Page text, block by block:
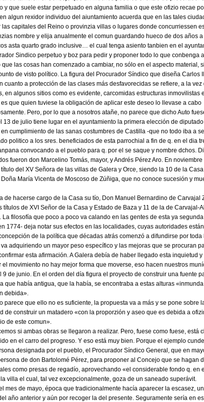
y que suele estar perpetuado en alguna familia o que este ofizio recae
algun rexidor individuo del aiuntamiento acuerda que en las tales
las capitales del Reino o provinzia villas o lugares donde concurriessen
nombre y elija anualmente el comun guardando hueco de dos años
asta quarto grado inclusive… el cual tenga asiento tanbien en el
Sindico perpetuo y boz para pedir y proponer todo lo que conbenga
que las cosas han comenzado a cambiar, no sólo en el aspecto material,
de visto político. La figura del Procurador Síndico que diseña Carlos
cuanto a protección de las clases más desfavorecidas se refiere, a la vez
en algunos sitios como es evidente, carcomidas estructuras inmovilistas
es que quien tuviese la obligación de aplicar este deseo lo llevase a cabo
Pero, por lo que a nosotros atañe, no parece que dicho Auto
13 de julio tiene lugar en el ayuntamiento la primera elección de
en cumplimiento de las sanas costumbres de Castilla -que no todo iba a
politico a los sres. beneficiados de esta parrochial a fin de q. en el dia
convocando a el pueblo para q. por el se saque y nombre dchos.
fueron don Marcelino Tomás, mayor, y Andrés Pérez Aro. En
del XV Señora de las villas de Galera y Orce, siendo la 10 de la
Doña María Vicenta de Moscoso de Zúñiga, que no conoce sucesión y
de hacerse cargo de la Casa su tío, Don Manuel Bernardino de Carvajal
títulos de XVI Señor de la Casa y Estado de Baza y 11 de la de Carvajal-
La filosofía que poco a poco va calando en las gentes de esta ya
1774- deja notar sus efectos en las localidades, cuyas autoridades
de la política que décadas atrás comenzó a difundirse por toda
va adquiriendo un mayor peso específico y las mejoras que se procuran
esta afirmación. A Galera debía de haber llegado esta inquietud
el movimiento no hay mejor forma que moverse, eso hacen nuestros
9 de junio. En el orden del día figura el proyecto de construir una fuente
que había antigua, que la había, se encontraba a estas alturas
debida».
parece que ello no es suficiente, la propuesta va a más y se pone sobre
de construir un matadero «con la proporzión y aseo que es debida a
de este comun».
si ambas obras se llegaron a realizar. Pero, fuese como fuese, está
en el carro del progreso. Y eso está muy bien. Porque el ejemplo
designada por el pueblo, el Procurador Síndico General, que en
de don Bartolomé Pérez, para proponer al Concejo que se hagan
como presas de regadío, aprovechando «el considerable fondo q. en
la villa el cual, tal vez excepcionalmente, goza de un saneado superávit.
mes de mayo, época que tradicionalmente hacía aparecer la escasez,
año anterior y aún por recoger la del presente. Seguramente sería en